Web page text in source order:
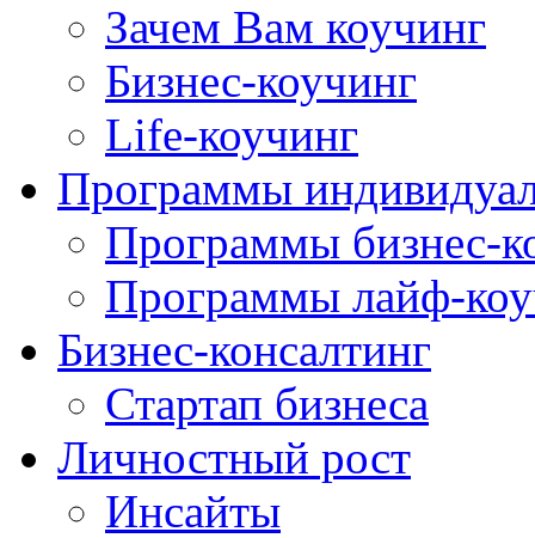
Зачем Вам коучинг
Бизнес-коучинг
Life-коучинг
Программы
Программы бизнес-
Программы лайф-
Бизнес-консалтинг
Стартап бизнеса
Личностный рост
Инсайты